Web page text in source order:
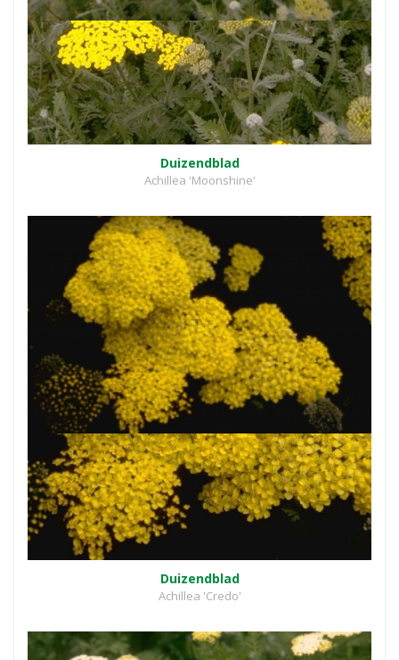
Duizendblad
Achillea 'Moonshine'
Duizendblad
Achillea 'Credo'